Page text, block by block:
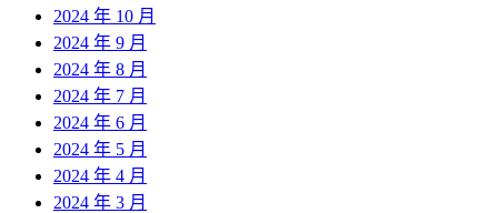
2024 年 10 月
2024 年 9 月
2024 年 8 月
2024 年 7 月
2024 年 6 月
2024 年 5 月
2024 年 4 月
2024 年 3 月